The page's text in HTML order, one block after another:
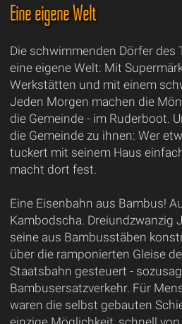
Eine eigene Welt
Die schwimmenden Dörfer des
eine eigene Welt: Mit
Werkstätten und mit einem
Jeden Morgen machen die
die Gemeinde - im Ruderboot.
die Gemeinde zu ihnen: Wer
tuckert mit seinem Haus
macht dort fest.
Eine Eisenbahn aus Bambus!
Kambodscha. Dreiundzwanzig
seine aus Bambusstäben
über die ramponierten Gleise
Staatsbahn gesteuert -
Bambusersatzverkehr. Für
waren die selbst gebauten